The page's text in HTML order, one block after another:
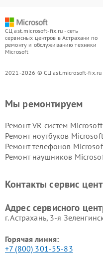
СЦ ast.microsoft-fix.ru - сеть
сервисных центров в Астрахани по
ремонту и обслуживанию техники
Microsoft
2021-2026 © СЦ ast.microsoft-fix.ru
Мы ремонтируем
Ремонт VR систем Microsoft
Ремонт ноутбуков Microsoft
Ремонт телефонов
Ремонт наушников
Контакты сервис
Адрес сервисного
г. Астрахань, 3-я
Горячая линия:
+7 (800) 301-55-83